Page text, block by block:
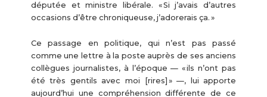
députée et ministre libérale. « Si j’avais d’autres
occasions d’être chroniqueuse, j’adorerais ça. »
Ce passage en politique, qui n’est pas passé
comme une lettre à la poste auprès de ses anciens
collègues journalistes, à l’époque — « ils n’ont pas
été très gentils avec moi [rires] » —, lui apporte
aujourd’hui une compréhension différente de ce